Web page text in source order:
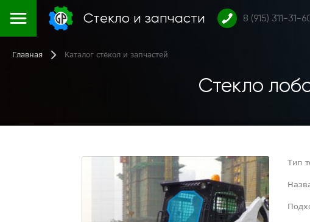
Стекло и запчасти 8 (915) 311-31-
Главная Каталог стёкол и запчастей
Стекло
Тип